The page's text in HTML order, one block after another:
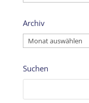
Archiv
Archiv
Suchen